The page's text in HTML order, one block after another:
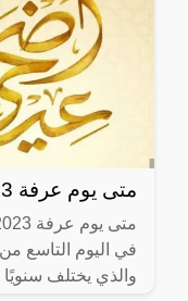
متى يوم عرفة 2023
في اليوم التاسع
والذي يختلف سنويًا